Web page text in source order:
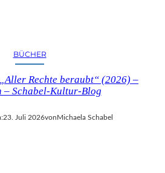
BÜCHER
Rechte beraubt“ (2026) –
– Schabel-Kultur-Blog
23. Juli 2026vonMichaela Schabel